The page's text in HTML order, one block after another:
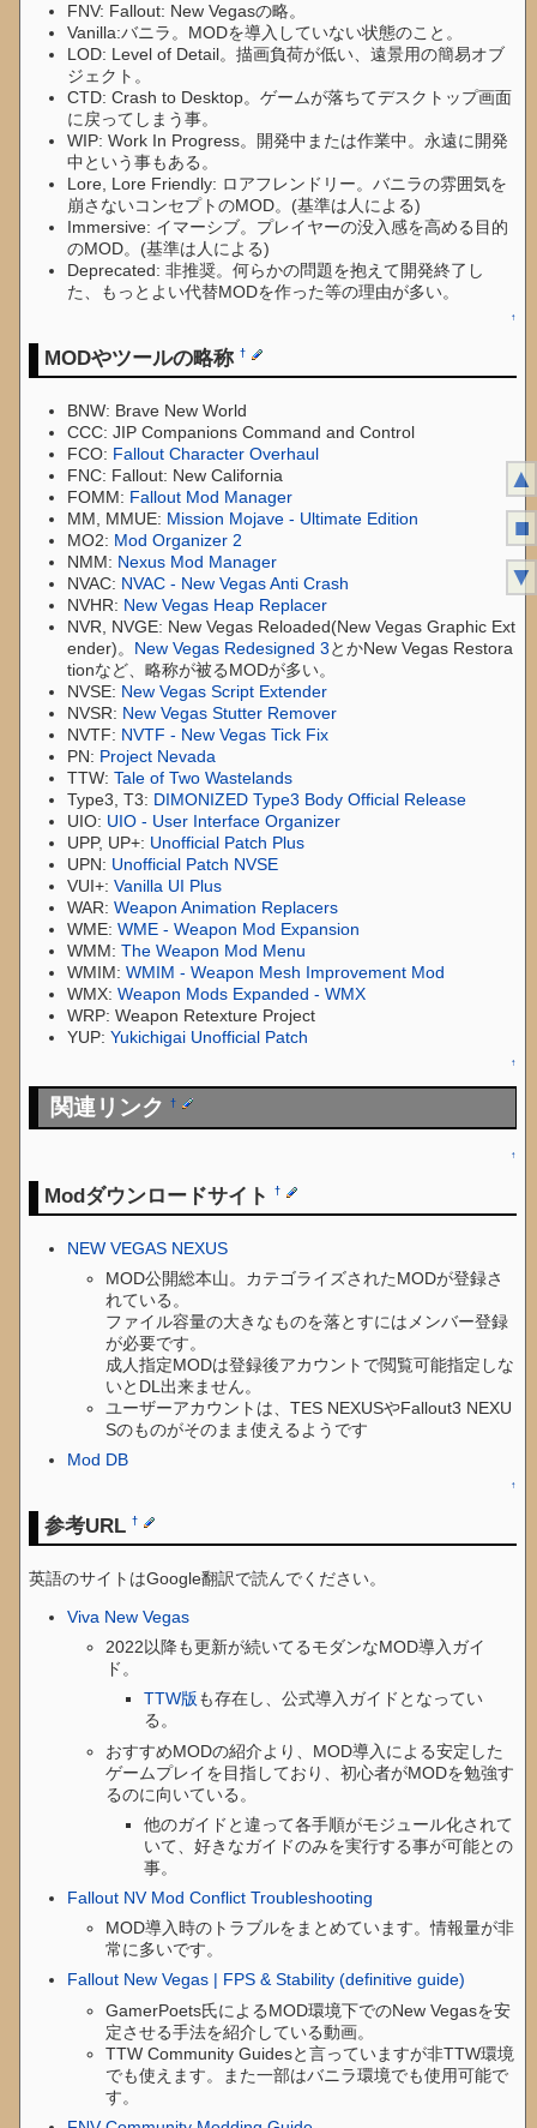
FNV: Fallout: New Vegasの略。
Vanilla:バニラ。MODを導入していない状態のこと。
LOD: Level of Detail。描画負荷が低い、遠景用の簡易オブ
ジェクト。
CTD: Crash to Desktop。ゲームが落ちてデスクトップ画面
に戻ってしまう事。
WIP: Work In Progress。開発中または作業中。永遠に開発
中という事もある。
Lore, Lore Friendly: ロアフレンドリー。バニラの雰囲気を
崩さないコンセプトのMOD。(基準は人による)
Immersive: イマーシブ。プレイヤーの没入感を高める目的
のMOD。(基準は人による)
Deprecated: 非推奨。何らかの問題を抱えて開発終了し
た、もっとよい代替MODを作った等の理由が多い。
↑
MODやツールの略称†
BNW: Brave New World
CCC: JIP Companions Command and Control
FCO: Fallout Character Overhaul
FNC: Fallout: New California
FOMM: Fallout Mod Manager
MM, MMUE: Mission Mojave - Ultimate Edition
MO2: Mod Organizer 2
NMM: Nexus Mod Manager
NVAC: NVAC - New Vegas Anti Crash
NVHR: New Vegas Heap Replacer
NVR, NVGE: New Vegas Reloaded(New Vegas Graphic Ext
ender)。 New Vegas Redesigned 3とかNew Vegas Restora
tionなど、略称が被るMODが多い。
NVSE: New Vegas Script Extender
NVSR: New Vegas Stutter Remover
NVTF: NVTF - New Vegas Tick Fix
PN: Project Nevada
TTW:Tale of Two Wastelands
Type3, T3: DIMONIZED Type3 Body Official Release
UIO: UIO - User Interface Organizer
UPP, UP+: Unofficial Patch Plus
UPN: Unofficial Patch NVSE
VUI+:Vanilla UI Plus
WAR:Weapon Animation Replacers
WME:WME - Weapon Mod Expansion
WMM:The Weapon Mod Menu
WMIM:WMIM - Weapon Mesh Improvement Mod
WMX:Weapon Mods Expanded - WMX
WRP: Weapon Retexture Project
YUP:Yukichigai Unofficial Patch
↑
関連リンク†
↑
Modダウンロードサイト†
NEW VEGAS NEXUS
MOD公開総本山。カテゴライズされたMODが登録さ
れている。
ファイル容量の大きなものを落とすにはメンバー登録
が必要です。
成人指定MODは登録後アカウントで閲覧可能指定しな
いとDL出来ません。
ユーザーアカウントは、TES NEXUSやFallout3 NEXU
Sのものがそのまま使えるようです
Mod DB
↑
参考URL†
英語のサイトはGoogle翻訳で読んでください。
Viva New Vegas
2022以降も更新が続いてるモダンなMOD導入ガイ
ド。
TTW版も存在し、公式導入ガイドとなってい
る。
おすすめMODの紹介より、MOD導入による安定した
ゲームプレイを目指しており、初心者がMODを勉強す
るのに向いている。
他のガイドと違って各手順がモジュール化されて
いて、好きなガイドのみを実行する事が可能との
事。
Fallout NV Mod Conflict Troubleshooting
MOD導入時のトラブルをまとめています。情報量が非
常に多いです。
Fallout New Vegas | FPS & Stability (definitive guide)
GamerPoets氏によるMOD環境下でのNew Vegasを安
定させる手法を紹介している動画。
TTW Community Guidesと言っていますが非TTW環境
でも使えます。また一部はバニラ環境でも使用可能で
す。
▲
■
▼